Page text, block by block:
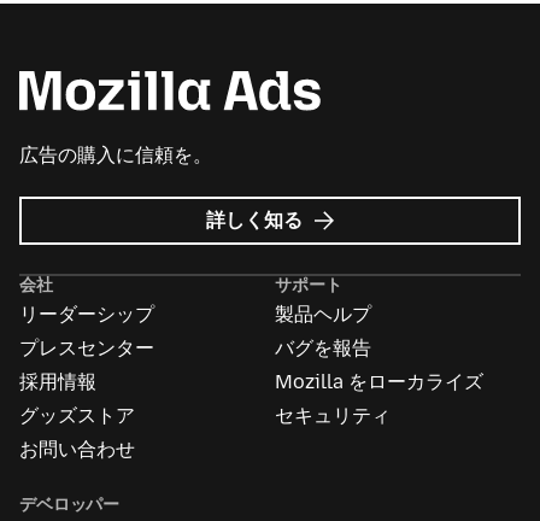
広告の購入に信頼を。
Mozilla
広
詳しく知る
会社
リーダーシップ
プレスセンター
採用情報
グッズストア
お問い合わせ
サポート
製品ヘルプ
バグを報告
Mozilla をローカライズ
セキュリティ
デベロッパー